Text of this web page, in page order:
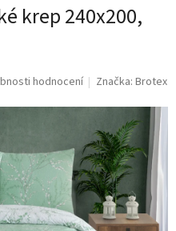
krep 240x200,
hodnocení Značka:Brotex